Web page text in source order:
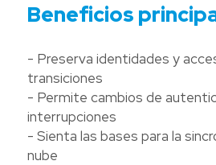
Beneficios
- Preserva identidades y
transiciones
- Permite cambios de
interrupciones
- Sienta las bases para la
nube